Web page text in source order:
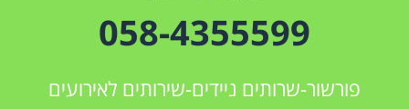
058-4355599
פורשור-שרותים ניידים-שירותים לאירועים